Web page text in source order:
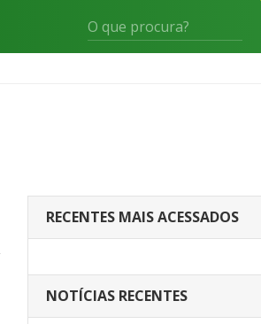
RECENTES MAIS ACESSADOS
NOTÍCIAS RECENTES